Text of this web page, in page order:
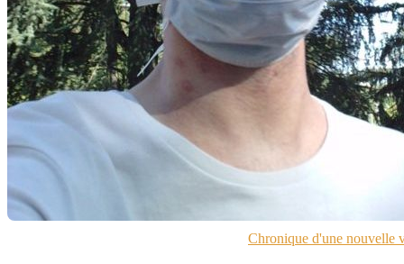
Chronique d'une nouvelle